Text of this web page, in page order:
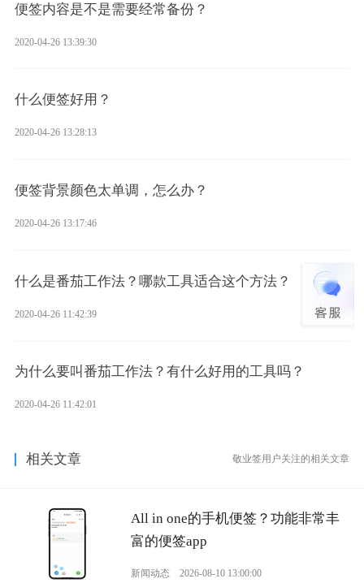
便签内容是不是需要经常备份？
2020-04-26 13:39:30
什么便签好用？
2020-04-26 13:28:13
便签背景颜色太单调，怎么办？
2020-04-26 13:17:46
什么是番茄工作法？哪款工具适合这个方法？
2020-04-26 11:42:39
为什么要叫番茄工作法？有什么好用的工具吗？
2020-04-26 11:42:01
相关文章 敬业签用户关注的相关文章
All in one的手机便签？功能非常丰
富的便签app
新闻动态 2026-08-10 13:00:00